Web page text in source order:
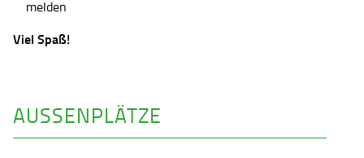
melden
Viel Spaß!
AUSSENPLÄTZE